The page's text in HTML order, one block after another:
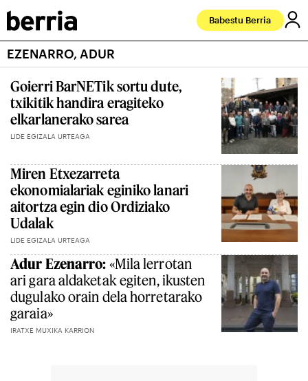
Babestu Berria
EZENARRO, ADUR
Goierri BarNETik sortu dute,
txikitik handira eragiteko
elkarlanerako sarea
LIDE EGIZALA URTEAGA
Miren Etxezarreta
ekonomialariak eginiko lanari
aitortza egin dio Ordiziako
Udalak
LIDE EGIZALA URTEAGA
Adur Ezenarro: «Mila lerrotan
ari gara aldaketak egiten, ikusten
dugulako orain dela horretarako
garaia»
IRATXE MUXIKA KARRION